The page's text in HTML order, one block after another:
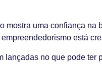
mostra uma confiança
está
lançadas no que pode